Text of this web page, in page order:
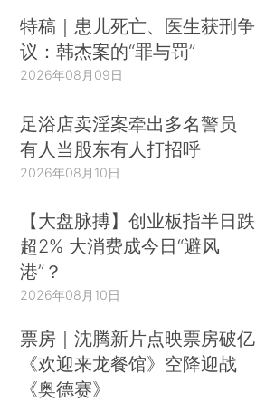
特稿｜患儿死亡、医生获刑争
议：韩杰案的“罪与罚”
2026年08月09日
足浴店卖淫案牵出多名警员
有人当股东有人打招呼
2026年08月10日
【大盘脉搏】创业板指半日跌
超2% 大消费成今日“避风
港”？
2026年08月10日
票房｜沈腾新片点映票房破亿
《欢迎来龙餐馆》空降迎战
《奥德赛》